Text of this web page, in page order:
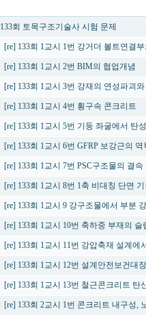
133회 토목구조기술사 시험 문제
[re] 133회 1교시 1번 강거더 볼트연결
[re] 133회 1교시 2번 BIM의 협업개념
[re] 133회 1교시 3번 강재의 연성파괴와
[re] 133회 1교시 4번 횡구속 콘크리트
[re] 133회 1교시 5번 기둥 좌굴에서 탄
[re] 133회 1교시 6번 GFRP 보강근의 역
[re] 133회 1교시 7번 PSC구조물의 결속
[re] 133회 1교시 8번 1축 비대칭 단면
[re] 133회 1교시 9 강구조물에서 부분
[re] 133회 1교시 10번 축하중 부재의 슬
[re] 133회 1교시 11번 강압축재 설계에
[re] 133회 1교시 12번 설계안전보건대장
[re] 133회 1교시 13번 철근콘크리트 탄
[re] 133회 2교시 1번 콘크리트 내구성,